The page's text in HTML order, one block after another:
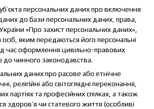
персональних даних про включення
до бази персональних даних, права,
«Про захист персональних даних»,
яким передаються його персональні
час оформлення цивільно-правових
до чинного законодавства.
даних про расове або етнічне
релігійні або світоглядні переконання,
партіях та професійних спілках, а також
здоров’я чи статевого життя (особливі